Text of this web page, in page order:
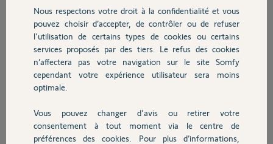
Chauffage
Autres produits
Devis avec un pro
Participer au fil de discussion
Réponses
C'est le même moniteur.
Bonne journée !
Nous respectons votre droit à la confidentialité et vous
pouvez choisir d’accepter, de contrôler ou de refuser
l'utilisation de certains types de cookies ou certains
services proposés par des tiers. Le refus des cookies
n’affectera pas votre navigation sur le site Somfy
cependant votre expérience utilisateur sera moins
optimale.
Vous pouvez changer d'avis ou retirer votre
consentement à tout moment via le centre de
préférences des cookies. Pour plus d’informations,